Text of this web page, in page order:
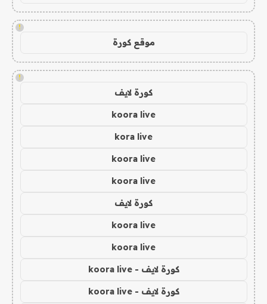
!
موقع كورة
!
كورة لايف
koora live
kora live
koora live
koora live
كورة لايف
koora live
koora live
كورة لايف - koora live
كورة لايف - koora live